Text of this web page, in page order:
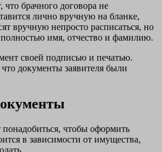
что брачного договора не
лично вручную на бланке,
вручную непросто расписаться, но
имя, отчество и фамилию.
своей подписью и печатью.
документы заявителя были
чтобы оформить
в зависимости от имущества,